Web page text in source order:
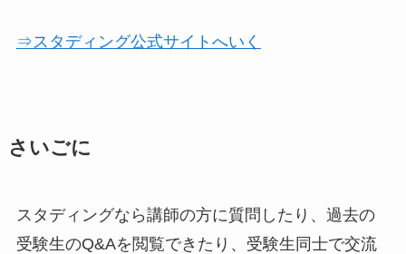
⇒スタディング公式サイトへいく
さいごに
スタディングなら講師の方に質問したり、過去の
受験生のQ&Aを閲覧できたり、受験生同士で交流